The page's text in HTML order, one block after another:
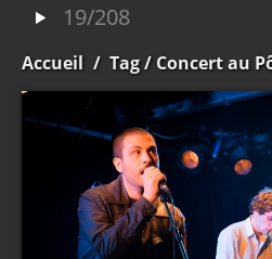
19/208
Accueil / Tag/ Concert au